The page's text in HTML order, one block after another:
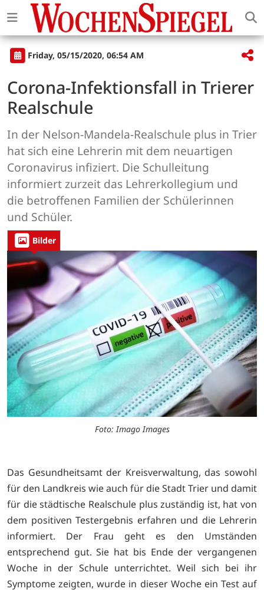
Friday, 05/15/2020, 06:54 AM
Corona-Infektionsfall in Trierer
Realschule
In der Nelson-Mandela-Realschule plus in Trier
hat sich eine Lehrerin mit dem neuartigen
Coronavirus infiziert. Die Schulleitung
informiert zurzeit das Lehrerkollegium und
die betroffenen Familien der Schülerinnen
und Schüler.
Bilder
Foto: Imago Images
Das Gesundheitsamt der Kreisverwaltung, das sowohl
für den Landkreis wie auch für die Stadt Trier und damit
für die städtische Realschule plus zuständig ist, hat von
dem positiven Testergebnis erfahren und die Lehrerin
informiert. Der Frau geht es den Umständen
entsprechend gut. Sie hat bis Ende der vergangenen
Woche in der Schule unterrichtet. Weil sich bei ihr
Symptome zeigten, wurde in dieser Woche ein Test auf